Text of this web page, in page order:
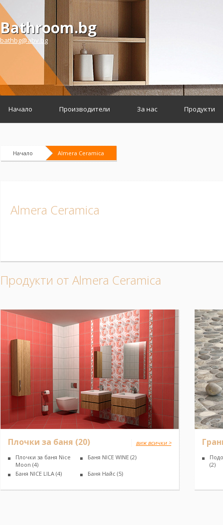
Bathroom.bg
bathbg@abv.bg
Начало Производители За нас Продукти
Начало Almera Ceramica
Almera Ceramica
Продукти от Almera Ceramica
Плочки за баня (20)
виж всички >
Плочки за баня Nice
Moon (4)
Баня NICE WINE (2)
Баня NICE LILA (4) Баня Найс (5)
(2)